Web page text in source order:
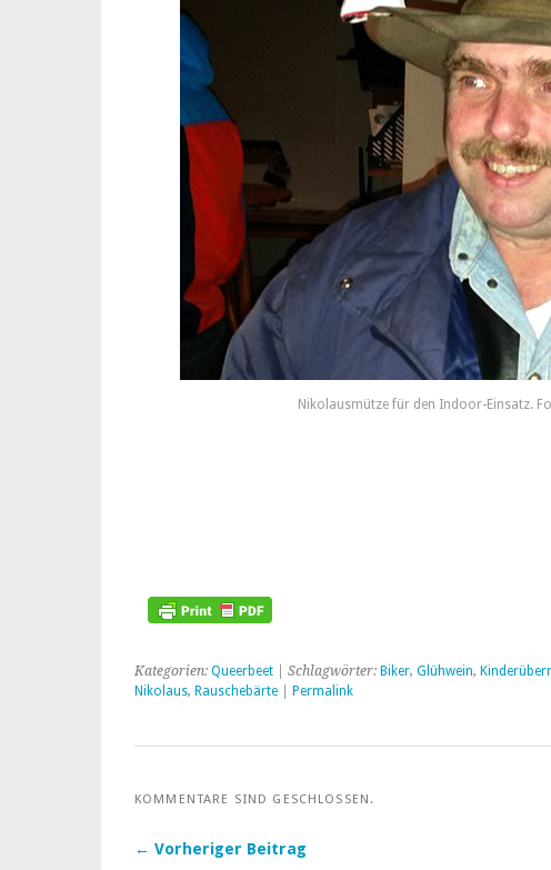
Nikolausmütze für den Indoor-Einsatz.
Kategorien: Queerbeet | Schlagwörter: Biker, Glühwein,
Nikolaus, Rauschebärte Permalink
KOMMENTARE SIND GESCHLOSSEN.
← Vorheriger Beitrag